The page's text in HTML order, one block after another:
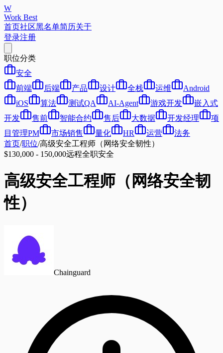
W
Work Best
首页社区黑名单简历关于
登录注册
职位分类
安全
前端
后端 产品 设计 全栈 运维
Android
iOS
算法 测试QA AI-Agent 游戏开发
嵌入式
开发
售前 智能合约 售后 大数据 开发经理
项
目管理PM
市场销售 量化 HR 运营
法务
首页/职位/高级安全工程师（网络安全韧性）
$130,000 - 150,000远程全职安全
高级安全工程师（网络安全韧
性）
Chainguard